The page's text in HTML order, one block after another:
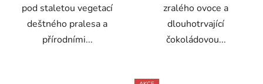
pod staletou vegetací
deštného pralesa a
přírodními...
zralého ovoce a
dlouhotrvající
čokoládovou...